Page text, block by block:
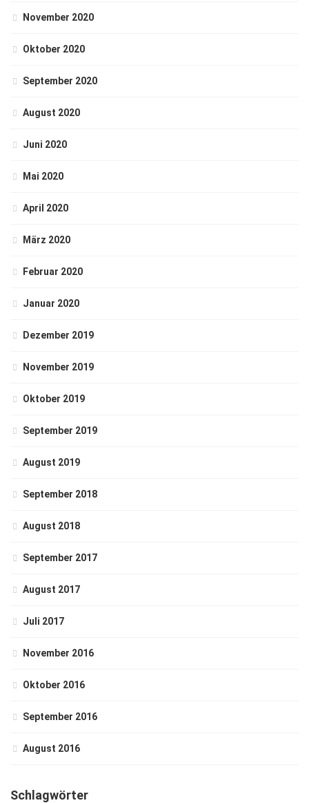
November 2020
Oktober 2020
September 2020
August 2020
Juni 2020
Mai 2020
April 2020
März 2020
Februar 2020
Januar 2020
Dezember 2019
November 2019
Oktober 2019
September 2019
August 2019
September 2018
August 2018
September 2017
August 2017
Juli 2017
November 2016
Oktober 2016
September 2016
August 2016
Schlagwörter